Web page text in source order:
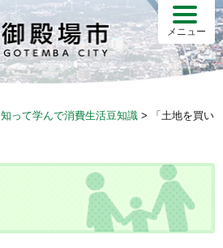
メニュー
知って学んで消費生活豆知識 >
「土地を買い